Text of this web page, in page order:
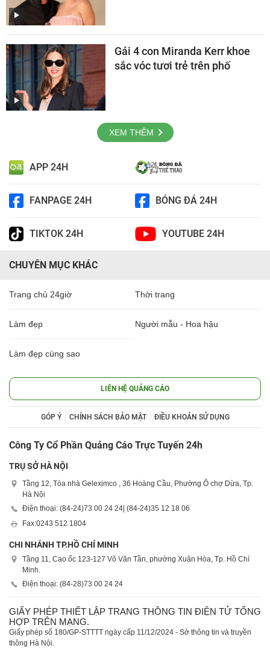
Gái 4 con Miranda Kerr khoe
sắc vóc tươi trẻ trên phố
XEM THÊM
APP 24H
FANPAGE 24H BÓNG ĐÁ 24H
TIKTOK 24H YOUTUBE 24H
CHUYÊN MỤC KHÁC
Trang chủ 24giờ Thời trang
Làm đẹp Người mẫu - Hoa hậu
Làm đẹp cùng sao
LIÊN HỆ QUẢNG CÁO
GÓP Ý CHÍNH SÁCH BẢO MẬT ĐIỀU KHOẢN SỬ DỤNG
Công Ty Cổ Phần Quảng Cáo Trực Tuyến 24h
TRỤ SỞ HÀ NỘI
Tầng 12, Tòa nhà Geleximco , 36 Hoàng Cầu, Phường Ô chợ Dừa, Tp.
Hà Nội
Điện thoại: (84-24)73 00 24 24 | (84-24)35 12 18 06
Fax:0243 512 1804
CHI NHÁNH TP.HỒ CHÍ MINH
Tầng 11, Cao ốc 123-127 Võ Văn Tần, phường Xuân Hòa, Tp. Hồ Chí
Minh.
Điện thoại: (84-28)73 00 24 24
GIẤY PHÉP THIẾT LẬP TRANG THÔNG TIN ĐIỆN TỬ TỔNG
HỢP TRÊN MẠNG.
Giấy phép số 180/GP-STTTT ngày cấp 11/12/2024 - Sở thông tin và truyền
thông Hà Nội.